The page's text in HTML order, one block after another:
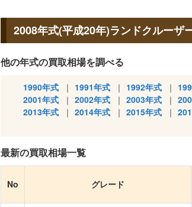
2008年式(平成20年)ランドクルーザ
他の年式の買取相場を調べる
1990年式 1991年式 1992年式
2001年式
2002年式 2003年式
2013年式
2014年式 2015年式
最新の買取相場一覧
No グレード